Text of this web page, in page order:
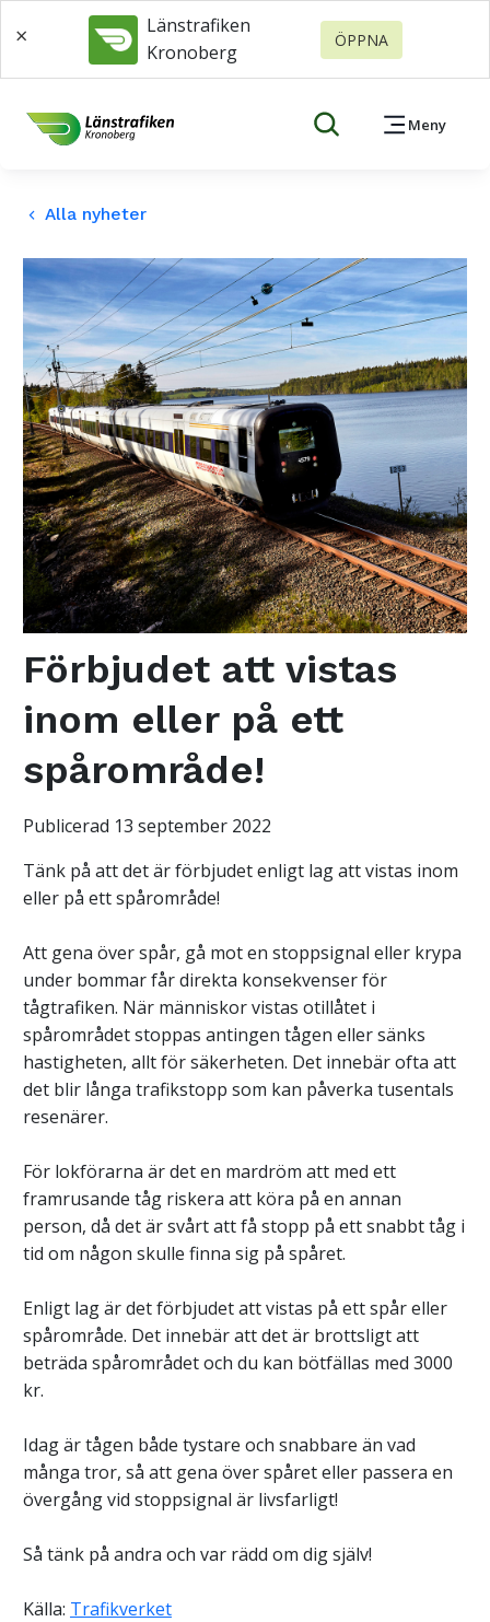
×
Länstrafiken
Kronoberg
ÖPPNA
Meny
keyboard_arrow_left Alla nyheter
Förbjudet att vistas
inom eller på ett
spårområde!
Publicerad 13 september 2022
Tänk på att det är förbjudet enligt lag att vistas inom
eller på ett spårområde!
Att gena över spår, gå mot en stoppsignal eller krypa
under bommar får direkta konsekvenser för
tågtrafiken. När människor vistas otillåtet i
spårområdet stoppas antingen tågen eller sänks
hastigheten, allt för säkerheten. Det innebär ofta att
det blir långa trafikstopp som kan påverka tusentals
resenärer.
För lokförarna är det en mardröm att med ett
framrusande tåg riskera att köra på en annan
person, då det är svårt att få stopp på ett snabbt tåg i
tid om någon skulle finna sig på spåret.
Enligt lag är det förbjudet att vistas på ett spår eller
spårområde. Det innebär att det är brottsligt att
beträda spårområdet och du kan bötfällas med 3000
kr.
Idag är tågen både tystare och snabbare än vad
många tror, så att gena över spåret eller passera en
övergång vid stoppsignal är livsfarligt!
Så tänk på andra och var rädd om dig själv!
Källa: Trafikverket